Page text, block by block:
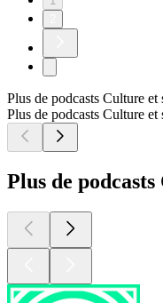
Plus de podcasts Culture et
Plus de podcasts Culture et
Plus de